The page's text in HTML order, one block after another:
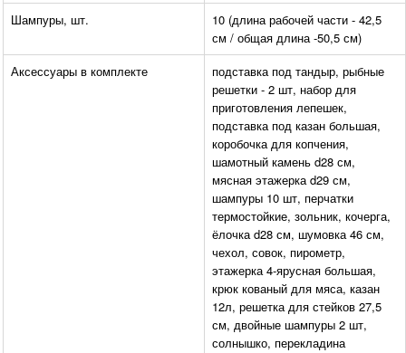
Шампуры, шт.
10 (длина рабочей части - 42,5
см / общая длина -50,5 см)
Аксессуары в комплекте
подставка под тандыр, рыбные
решетки - 2 шт, набор для
приготовления лепешек,
подставка под казан большая,
коробочка для копчения,
шамотный камень d28 см,
мясная этажерка d29 см,
шампуры 10 шт, перчатки
термостойкие, зольник, кочерга,
ёлочка d28 см, шумовка 46 см,
чехол, совок, пирометр,
этажерка 4-ярусная большая,
крюк кованый для мяса, казан
12л, решетка для стейков 27,5
см, двойные шампуры 2 шт,
солнышко, перекладина